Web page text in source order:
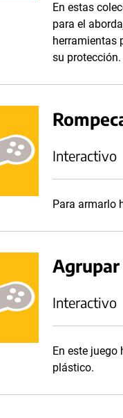
En estas
para el
herramientas
su protección.
Interactivo
Para armarlo
Interactivo
En este
plástico.